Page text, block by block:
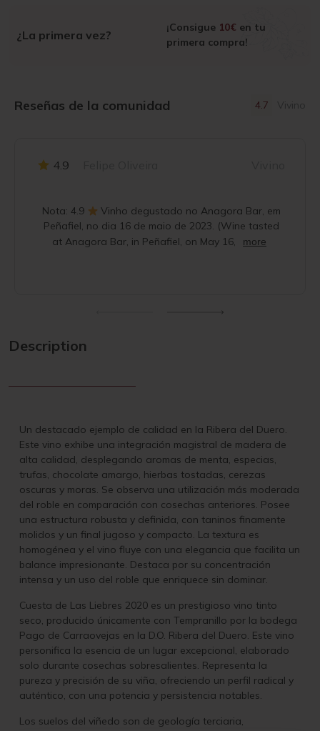
¿La primera vez?
¡Consigue 10€ en tu
primera compra!
Reseñas de la comunidad 4.7 Vivino
4.9
Nota: 4.9
Vinho degustado no Anagora Bar, em
Peñafiel, no dia 16 de maio de 2023. (Wine tasted
at Anagora Bar, in Peñafiel, on May 16,
more
Description
Un destacado ejemplo de calidad en la Ribera del Duero.
Este vino exhibe una integración magistral de madera de
alta calidad, desplegando aromas de menta, especias,
trufas, chocolate amargo, hierbas tostadas, cerezas
oscuras y moras. Se observa una utilización más moderada
del roble en comparación con cosechas anteriores. Posee
una estructura robusta y definida, con taninos finamente
molidos y un final jugoso y compacto. La textura es
homogénea y el vino fluye con una elegancia que facilita un
balance impresionante. Destaca por su concentración
intensa y un uso del roble que enriquece sin dominar.
Cuesta de Las Liebres 2020 es un prestigioso vino tinto
seco, producido únicamente con Tempranillo por la bodega
Pago de Carraovejas en la D.O. Ribera del Duero. Este vino
personifica la esencia de un lugar excepcional, elaborado
solo durante cosechas sobresalientes. Representa la
pureza y precisión de su viña, ofreciendo un perfil radical y
auténtico, con una potencia y persistencia notables.
Los suelos del viñedo son de geología terciaria,